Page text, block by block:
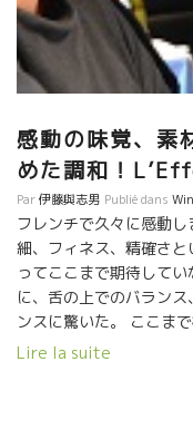
感動の味覚、素
めた調和！
Par伊藤與志男 Publié dans
フレンチで久々に感動
細、フィネス、精確さ
ってここまで期待して
に、舌の上でのバラン
ンスに驚いた。 ここま
インしか合わせられない
Lire la suite